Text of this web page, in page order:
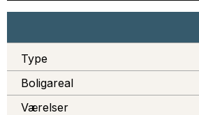
Type
Boligareal
Værelser